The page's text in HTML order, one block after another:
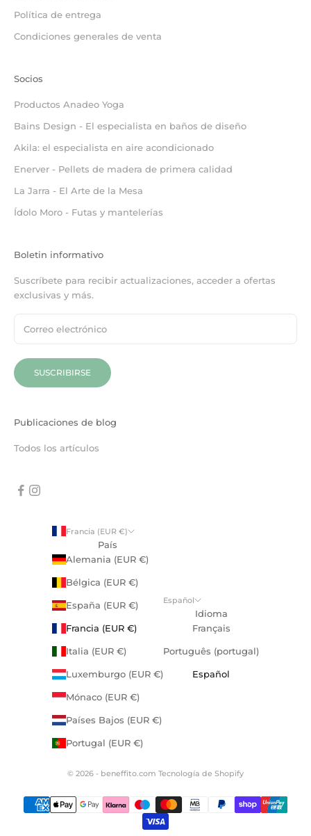
Política de entrega
Condiciones generales de venta
Socios
Productos Anadeo Yoga
Bains Design - El especialista en baños de diseño
Akila: el especialista en aire acondicionado
Enerver - Pellets de madera de primera calidad
La Jarra - El Arte de la Mesa
Ídolo Moro - Futas y mantelerías
Boletin informativo
Suscríbete para recibir actualizaciones, acceder a ofertas
exclusivas y más.
SUSCRIBIRSE
Publicaciones de blog
Todos los artículos
Francia (EUR €)
País
Alemania (EUR €)
Bélgica (EUR €)
España (EUR €)
Francia (EUR €)
Italia (EUR €)
Luxemburgo (EUR €)
Mónaco (EUR €)
Países Bajos (EUR €)
Portugal (EUR €)
Español
Idioma
Français
Português (portugal)
Español
© 2026 - beneffito.com Tecnología de Shopify